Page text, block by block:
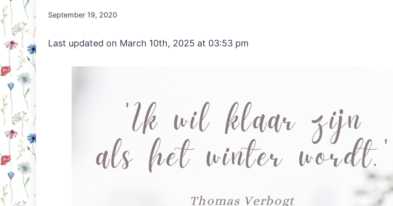
By
September 19, 2020
Last updated on March 10th, 2025 at 03:53 pm